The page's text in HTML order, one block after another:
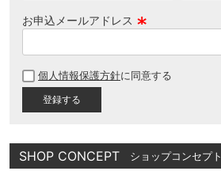
お申込メールアドレス
須
個人情報保護方針に同意する
SHOP CONCEPT ショップコンセプト